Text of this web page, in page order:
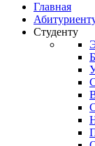
Главная
Студенту